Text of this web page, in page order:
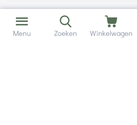
Menu Zoeken Winkelwagen